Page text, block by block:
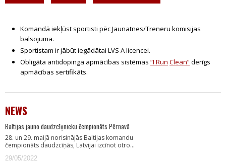
Komandā iekļūst sportisti pēc Jaunatnes/Treneru komisijas
balsojuma.
Sportistam ir jābūt iegādātai LVS A licencei.
Obligāta antidopinga apmācības sistēmas “I Run Clean”derīgs
apmācības sertifikāts.
NEWS
Baltijas jauno daudzcīņnieku čempionāts Pērnavā
28. un 29. maijā norisinājās Baltijas komandu
čempionāts daudzcīņās, Latvijai izcīnot otro…
29/05/2022